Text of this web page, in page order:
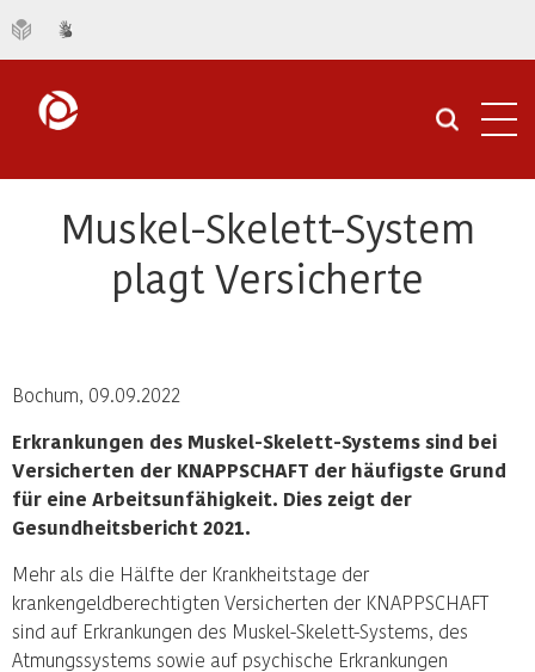
Muskel-Skelett-System
plagt Versicherte
Bochum, 09.09.2022
Erkrankungen des Muskel-Skelett-Systems sind bei
Versicherten der KNAPPSCHAFT der häufigste Grund
für eine Arbeitsunfähigkeit. Dies zeigt der
Gesundheitsbericht 2021.
Mehr als die Hälfte der Krankheitstage der
krankengeldberechtigten Versicherten der KNAPPSCHAFT
sind auf Erkrankungen des Muskel-Skelett-Systems, des
Atmungssystems sowie auf psychische Erkrankungen